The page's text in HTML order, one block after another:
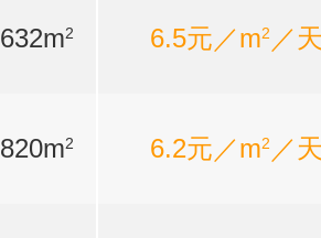
632m2 6.5元／m2 ／
820m2 6.2元／m2 ／